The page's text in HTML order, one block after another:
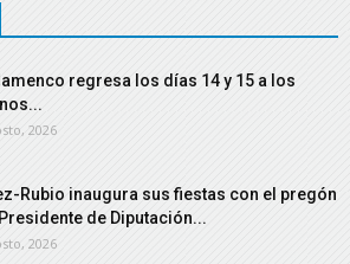
regresa los días 14 y 15 a los
2026
Rubio inaugura sus fiestas con el pregón
de Diputación...
2026